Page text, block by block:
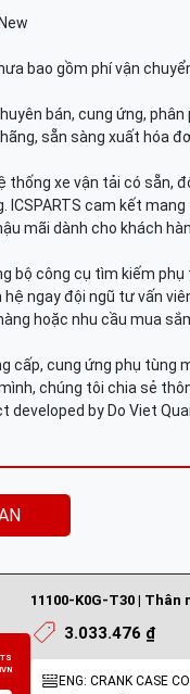
bao gồm phí vận
bán, cung ứng,
sẵn sàng xuất hóa
thống xe vận tải có sẵn,
ICSPARTS cam kết
mãi dành cho khách
bộ công cụ tìm kiếm
ngay đội ngũ tư vấn
hoặc nhu cầu mua
cấp, cung ứng phụ
chúng tôi chia sẻ
developed by Do Viet
11100-K0G-T30 | Thân
3.033.476 ₫
ENG: CRANK CASE